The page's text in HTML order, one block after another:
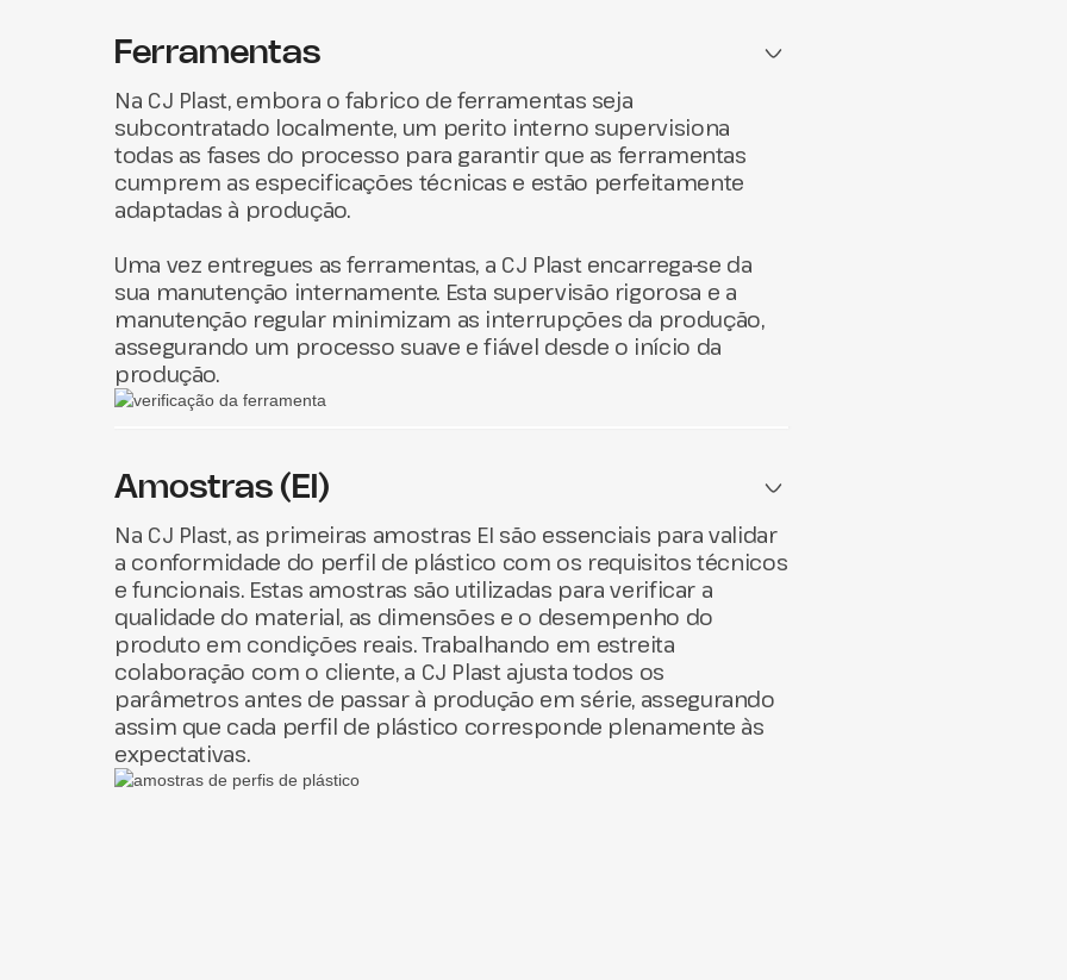
de ferramentas. Este primeiro modelo, concebido pelo nosso
departamento de engenharia, permite-nos validar rapidamente
a conceção do perfil de plástico e ajustar as especificações
técnicas, se necessário,sem os custos elevados e os
atrasos associados ao fabrico de ferramentas finais.Além
disso, permite uma visualização concreta do produto final,
facilitando a tomada de decisões por parte do cliente e dos
engenheiros.
Ao integrar esta etapa, a CJ Plast garante a otimização do
processo de produção, reduzindo o risco de erros e
assegurando um arranque da produção mais suave e sem
surpresas.
Ferramentas
Na CJ Plast, embora o fabrico de ferramentas seja
subcontratado localmente, um perito interno supervisiona
todas as fases do processo para garantir que as ferramentas
cumprem as especificações técnicas e estão perfeitamente
adaptadas à produção.
Uma vez entregues as ferramentas, a CJ Plast encarrega-se da
sua manutenção internamente. Esta supervisão rigorosa e a
manutenção regular minimizam as interrupções da produção,
assegurando um processo suave e fiável desde o início da
produção.
Amostras (EI)
Na CJ Plast, as primeiras amostras EI são essenciais para validar
a conformidade do perfil de plástico com os requisitos técnicos
e funcionais. Estas amostras são utilizadas para verificar a
qualidade do material, as dimensões e o desempenho do
produto em condições reais. Trabalhando em estreita
colaboração com o cliente, a CJ Plast ajusta todos os
parâmetros antes de passar à produção em série, assegurando
assim que cada perfil de plástico corresponde plenamente às
expectativas.